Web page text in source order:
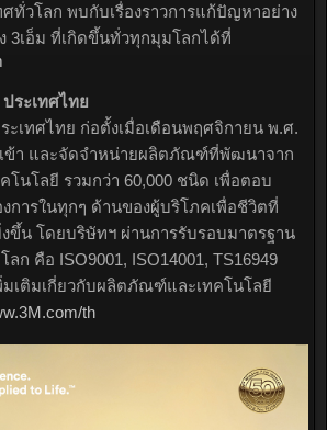
ศทั่วโลก พบกับเรื่องราวการแก้ปัญหาอย่าง
3เอ็ม ที่เกิดขึ้นทั่วทุกมุมโลกได้ที่
ประเทศไทย
ะเทศไทย ก่อตั้งเมื่อเดือนพฤศจิกายน พ.ศ.
เข้า และจัดจำหน่ายผลิตภัณฑ์ที่พัฒนาจาก
โนโลยี รวมกว่า 60,000 ชนิด เพื่อตอบ
การในทุกๆ ด้านของผู้บริโภคเพื่อชีวิตที่
ขึ้น โดยบริษัทฯ ผ่านการรับรอบมาตรฐาน
ก คือ ISO9001, ISO14001, TS16949
มเติมเกี่ยวกับผลิตภัณฑ์และเทคโนโลยี
th